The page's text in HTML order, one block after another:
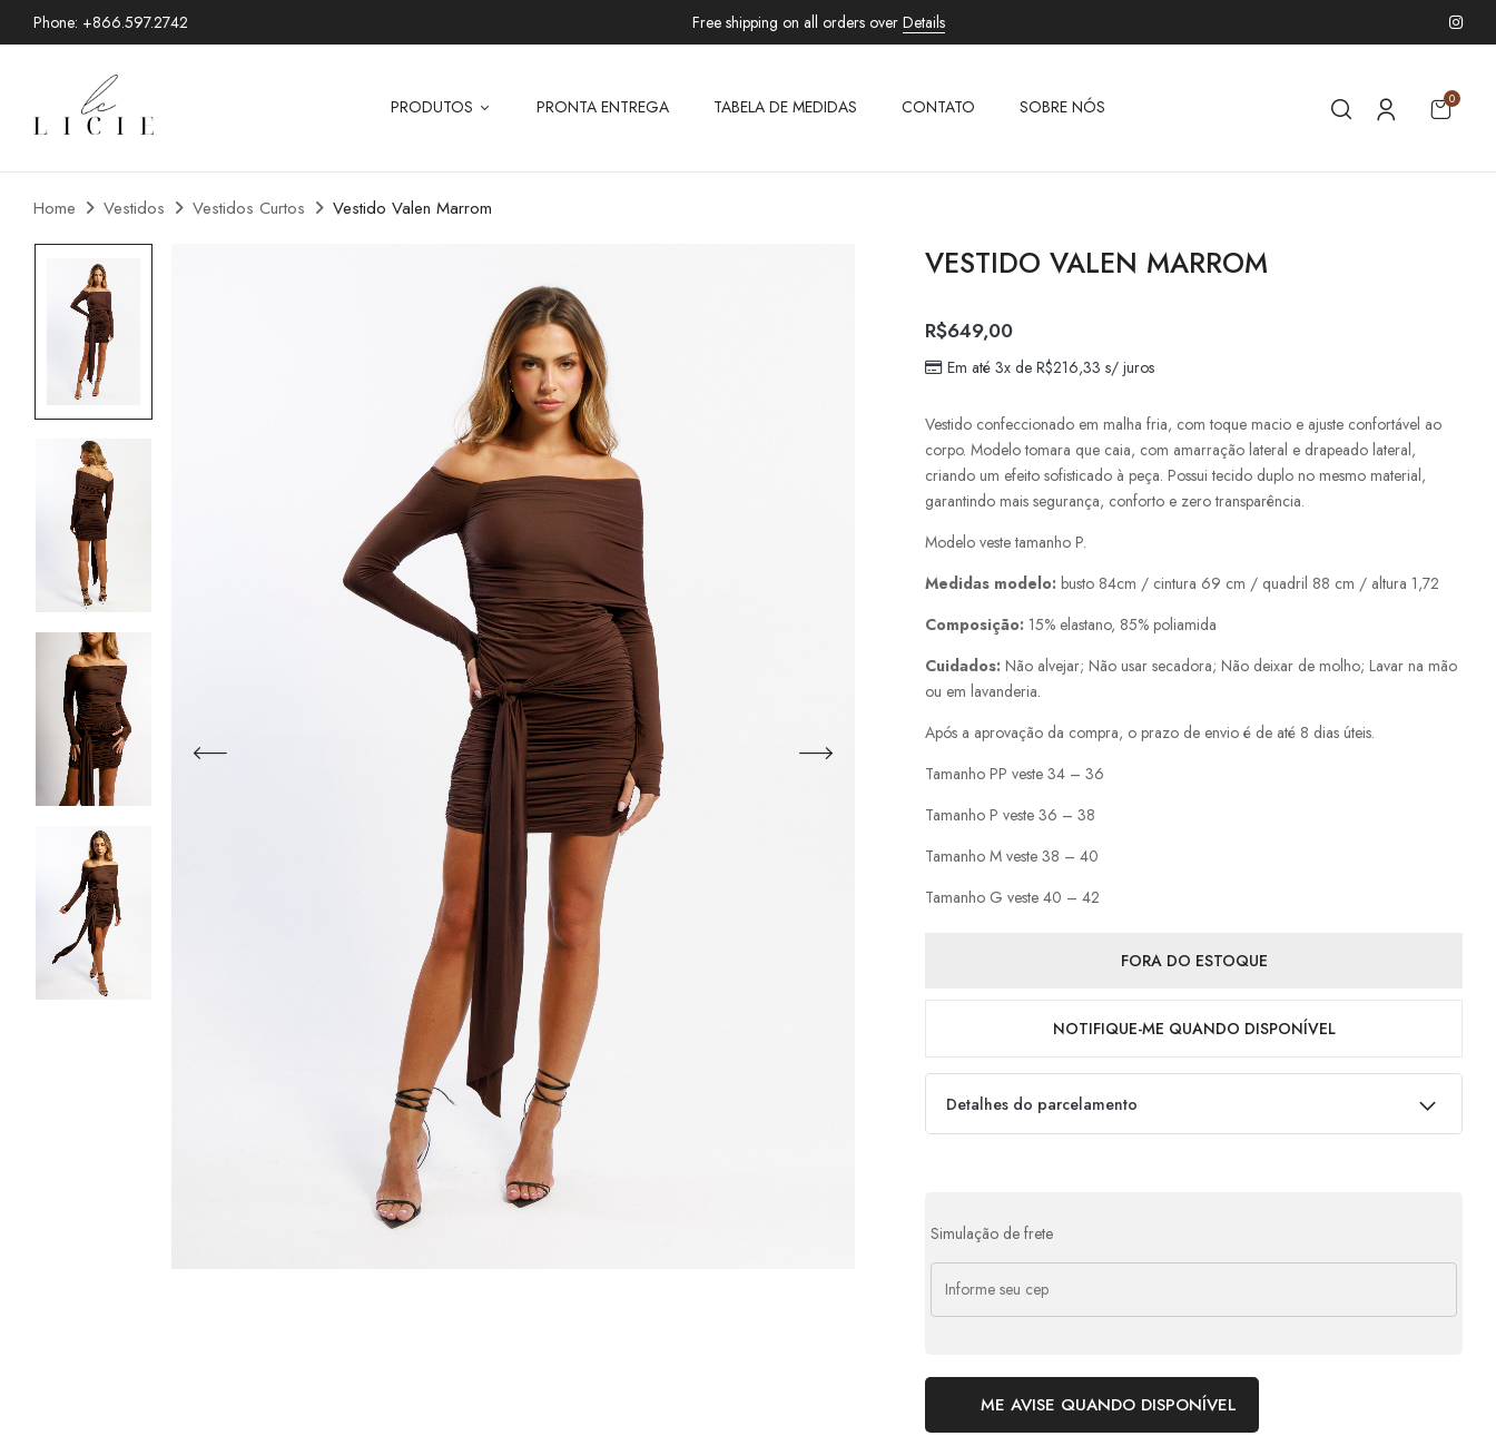
Phone: +866.597.2742 Free shipping on all orders over Details
PRODUTOS PRONTA ENTREGA TABELA DE MEDIDAS CONTATO SOBRE NÓS 0
Home Vestidos Vestidos Curtos Vestido Valen Marrom
VESTIDO VALEN MARROM
R$649,00
Em até 3x de R$216,33 s/ juros
Vestido confeccionado em malha fria, com toque macio e ajuste confortável ao
corpo. Modelo tomara que caia, com amarração lateral e drapeado lateral,
criando um efeito sofisticado à peça. Possui tecido duplo no mesmo material,
garantindo mais segurança, conforto e zero transparência.
Modelo veste tamanho P.
Medidas modelo:busto 84cm / cintura 69 cm / quadril 88 cm / altura 1,72
Composição: 15% elastano, 85% poliamida
Cuidados: Não alvejar; Não usar secadora; Não deixar de molho; Lavar na mão
ou em lavanderia.
Após a aprovação da compra, o prazo de envio é de até 8 dias úteis.
Tamanho PP veste 34 – 36
Tamanho P veste 36 – 38
Tamanho M veste 38 – 40
Tamanho G veste 40 – 42
FORA DO ESTOQUE
NOTIFIQUE-ME QUANDO DISPONÍVEL
Detalhes do parcelamento
1x deR$649,00
2x de
4x deR$177,11com juros R$708,44
Simulação de frete
ME AVISE QUANDO DISPONÍVEL